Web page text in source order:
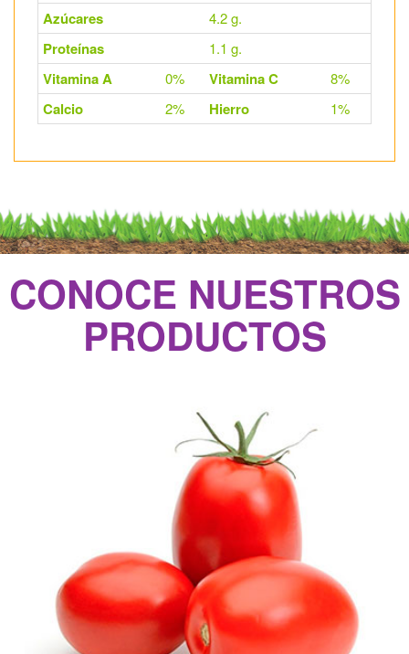
Azúcares 4.2 g.
Proteínas 1.1 g.
Vitamina A 0% Vitamina C 8%
Calcio 2% Hierro 1%
CONOCE NUESTROS
PRODUCTOS